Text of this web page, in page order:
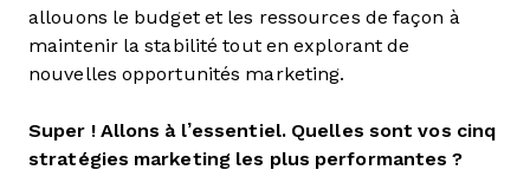
allouons le budget et les ressources de façon à
maintenir la stabilité tout en explorant de
nouvelles opportunités marketing.
Super ! Allons à l’essentiel. Quelles sont vos cinq
stratégies marketing les plus performantes ?